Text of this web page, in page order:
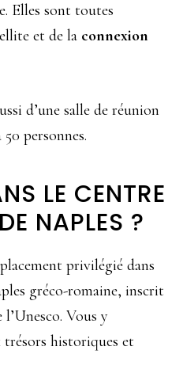
Elles sont toutes
et de la connexion
d’une salle de réunion
personnes.
LE CENTRE
NAPLES ?
privilégié dans
gréco-romaine, inscrit
Vous y
historiques et